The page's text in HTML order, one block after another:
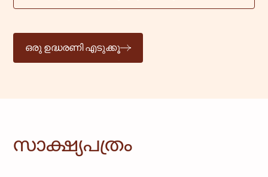
ഒരു ഉദ്ധരണി എടുക്കൂ
സാക്ഷ്യപത്രം